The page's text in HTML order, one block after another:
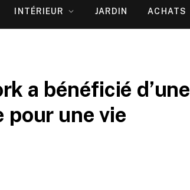
INTÉRIEUR JARDIN ACHATS
a bénéficié d’une
pour une vie